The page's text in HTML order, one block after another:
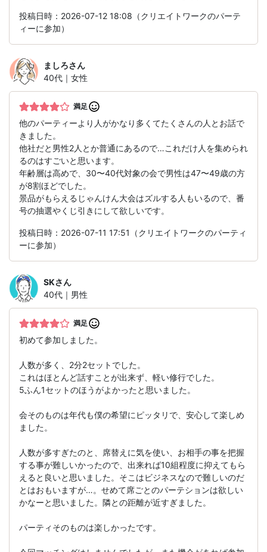
投稿日時：2026-07-12 18:08（クリエイトワークのパーテ
ィーに参加）
ましろさん
40代｜女性
満足
他のパーティーより人がかなり多くてたくさんの人とお話で
きました。
他社だと男性2人とか普通にあるので…これだけ人を集められ
るのはすごいと思います。
年齢層は高めで、30〜40代対象の会で男性は47〜49歳の方
が8割ほどでした。
景品がもらえるじゃんけん大会はズルする人もいるので、番
号の抽選やくじ引きにして欲しいです。
投稿日時：2026-07-11 17:51（クリエイトワークのパーティ
ーに参加）
SKさん
40代｜男性
満足
初めて参加しました。
人数が多く、2分2セットでした。
これはほとんど話すことが出来ず、軽い修行でした。
5ふん1セットのほうがよかったと思いました。
会そのものは年代も僕の希望にピッタリで、安心して楽しめ
ました。
人数が多すぎたのと、席替えに気を使い、お相手の事を把握
する事が難しいかったので、出来れば10組程度に抑えてもら
えると良いと思いました。そこはビジネスなので難しいのだ
とはおもいますが…。せめて席ごとのパーテションは欲しい
かなーと思いました。隣との距離が近すぎました。
パーティそのものは楽しかったです。